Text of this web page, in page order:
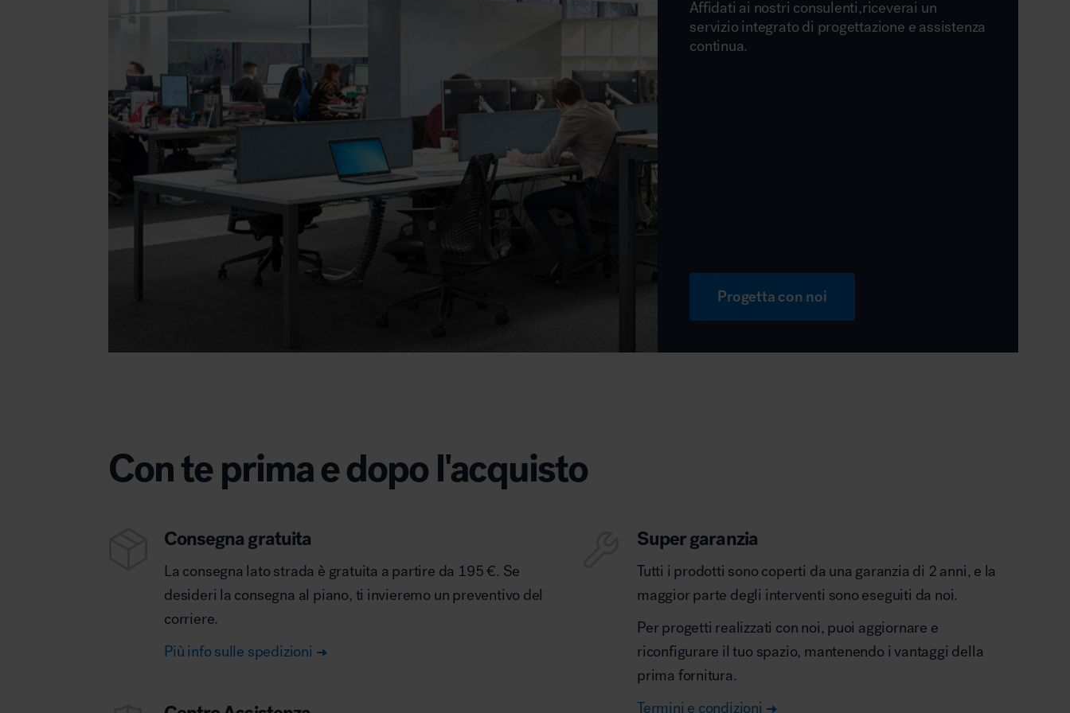
Affidati ai nostri consulenti,riceverai un
servizio integrato di progettazione e assistenza
continua.
Progetta con noi
Con te prima e dopo l'acquisto
Consegna gratuita
La consegna lato strada è gratuita a partire da 195 €. Se
desideri la consegna al piano, ti invieremo un preventivo del
corriere.
Più info sulle spedizioni
Super garanzia
Tutti i prodotti sono coperti da una garanzia di 2 anni, e la
maggior parte degli interventi sono eseguiti da noi.
Per progetti realizzati con noi, puoi aggiornare e
riconfigurare il tuo spazio, mantenendo i vantaggi della
prima fornitura.
Termini e condizioni